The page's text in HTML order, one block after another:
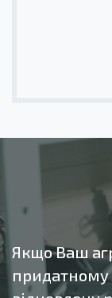
Якщо Ваш
придатному